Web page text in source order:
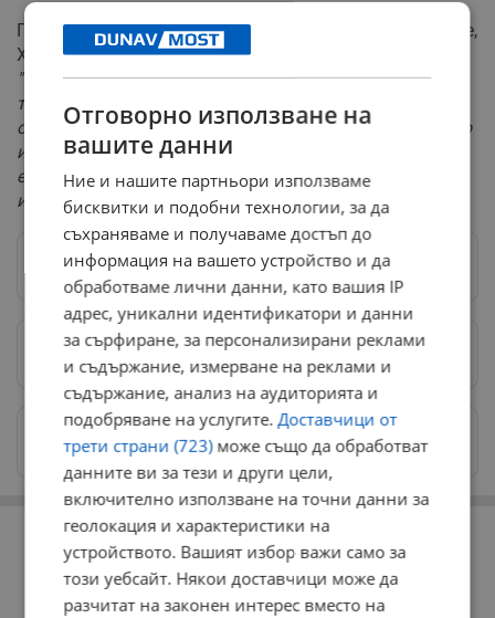
По отношение на възможното увеличение на данъците,
Хампарцумян призова за внимателен подход:
"Увеличаването на данъци е следващата стъпка, ако
тя се налага и трябва да бъде обяснена и приета от
обществото. Преди това обаче трябва много сериозно
и дълго да се работи в посока на увеличаването на
ефективността на публичните системи, които
изразходват тези средства".
Следвай ни в Google News→
Предпочитани източници
Изпращайте снимки и информация на
news@dunavmost.com
Отговорно използване на
вашите данни
Ние и нашите партньори използваме
бисквитки и подобни технологии, за да
съхраняваме и получаваме достъп до
информация на вашето устройство и да
обработваме лични данни, като вашия IP
адрес, уникални идентификатори и данни
за сърфиране, за персонализирани реклами
и съдържание, измерване на реклами и
съдържание, анализ на аудиторията и
подобряване на услугите.Доставчици от
трети страни (723)може също да обработват
данните ви за тези и други цели,
включително използване на точни данни за
геолокация и характеристики на
устройството. Вашият избор важи само за
този уебсайт. Някои доставчици може да
разчитат на законен интерес вместо на